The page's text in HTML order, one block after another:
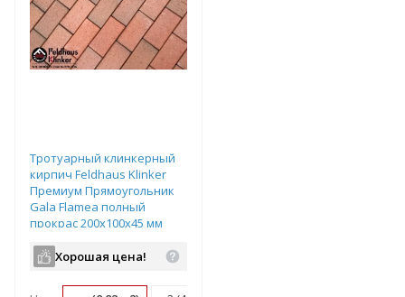
Тротуарный клинкерный
кирпич Feldhaus Klinker
Премиум Прямоугольник
Gala Flamea полный
прокрас 200х100х45 мм
Хорошая цена!